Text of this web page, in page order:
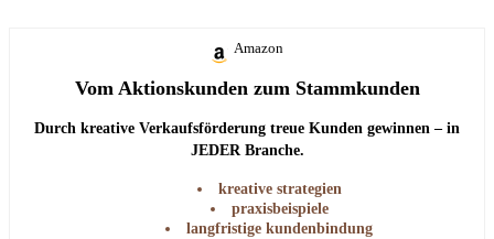
Amazon
Vom Aktionskunden zum Stammkunden
Durch kreative Verkaufsförderung treue Kunden gewinnen – in
JEDER Branche.
kreative strategien
praxisbeispiele
langfristige kundenbindung